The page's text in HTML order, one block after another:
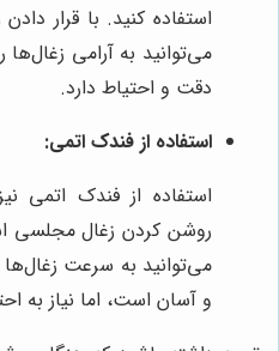
استفاده کنید. با قرار
می‌توانید به آرامی
دقت و احتیاط دارد.
استفاده از فندک اتمی:
استفاده از فندک اتمی
روشن کردن زغال مجلسی
می‌توانید به سرعت
و آسان است، اما نیاز به